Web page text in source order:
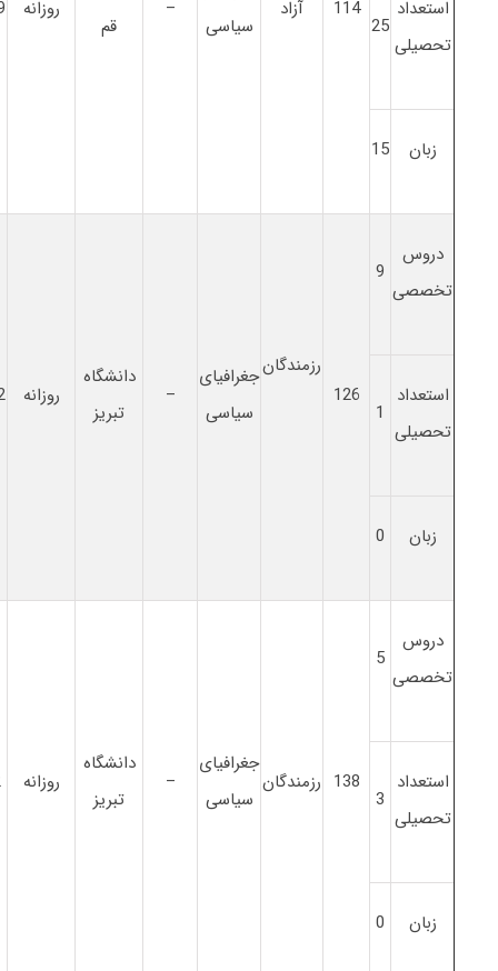
114 آزاد
سیاسی
–
قم
روزانه
استعداد
تحصیلی
25
زبان 15
دروس
تخصصی
9
126
رزمندگانجغرافیای
سیاسی
–
دانشگاه
تبریز
روزانه
استعداد
تحصیلی
1
زبان 0
دروس
تخصصی
5
138 رزمندگان
جغرافیای
سیاسی
–
دانشگاه
تبریز
روزانه
استعداد
تحصیلی
3
زبان 0